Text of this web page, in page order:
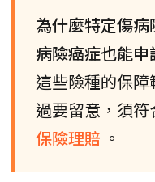
為什麼特定傷
病險癌症也能申
這些險種的保
過要留意，須
保險理賠 。